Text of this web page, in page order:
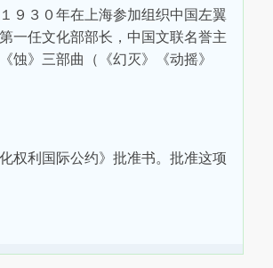
９３０年在上海参加组织中国左翼
一任文化部部长，中国文联名誉主
蚀》三部曲（《幻灭》《动摇》
权利国际公约》批准书。批准这项